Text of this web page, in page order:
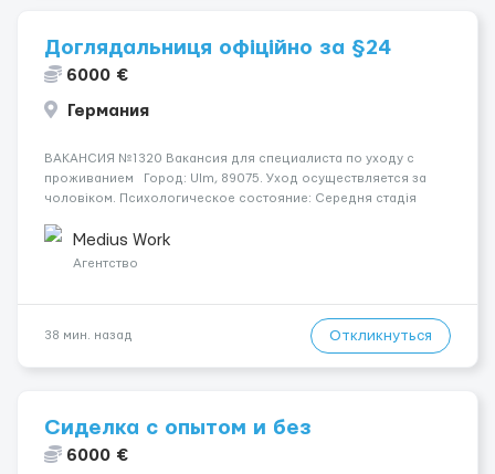
Доглядальниця офіційно за §24
6000 €
Германия
ВАКАНСИЯ №1320 Вакансия для специалиста по уходу с
проживанием Город: Ulm, 89075. Уход осуществляется за
чоловіком. Психологическое состояние: Середня стадія
допомога при переміщенні). Ночью пациент: Спить не пр...
Medius Work
Агентство
38 мин. назад Откликнуться
Сиделка с опытом и без
6000 €